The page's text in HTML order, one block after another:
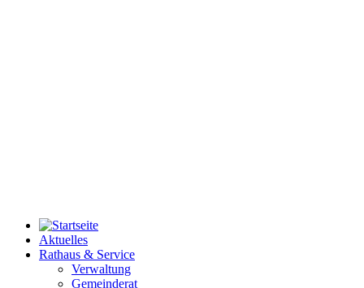
Aktuelles
Rathaus & Service
Verwaltung
Gemeinderat